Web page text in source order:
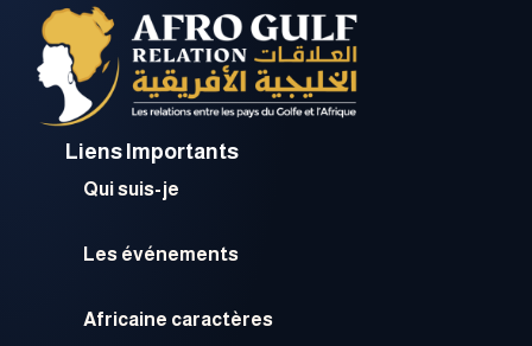
Liens Importants
Qui suis-je
Les événements
Africaine caractères